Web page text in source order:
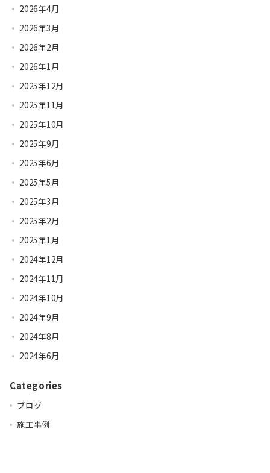
2026年4月
2026年3月
2026年2月
2026年1月
2025年12月
2025年11月
2025年10月
2025年9月
2025年6月
2025年5月
2025年3月
2025年2月
2025年1月
2024年12月
2024年11月
2024年10月
2024年9月
2024年8月
2024年6月
Categories
ブログ
施工事例